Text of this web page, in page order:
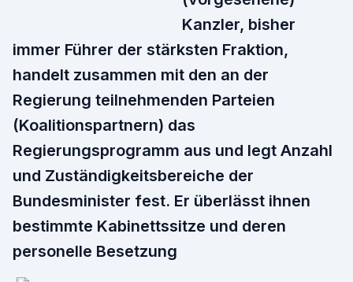
Kanzler, bisher
immer Führer der stärksten Fraktion,
handelt zusammen mit den an der
Regierung teilnehmenden Parteien
(Koalitionspartnern) das
Regierungsprogramm aus und legt Anzahl
und Zuständigkeitsbereiche der
Bundesminister fest. Er überlässt ihnen
bestimmte Kabinettssitze und deren
personelle Besetzung